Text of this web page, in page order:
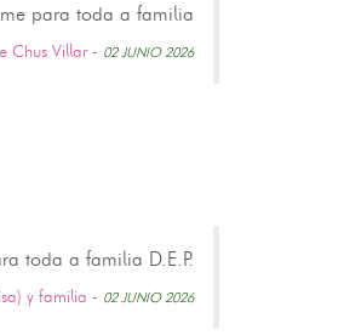
para toda a familia
Chus Villar - 02 JUNIO 2026
toda a familia D.E.P.
y familia - 02 JUNIO 2026